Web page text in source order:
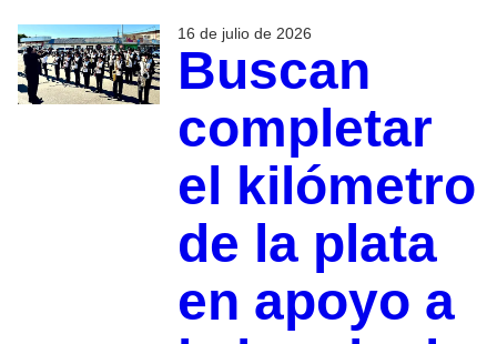
16 de julio de 2026
Buscan
completar
el kilómetro
de la plata
en apoyo a